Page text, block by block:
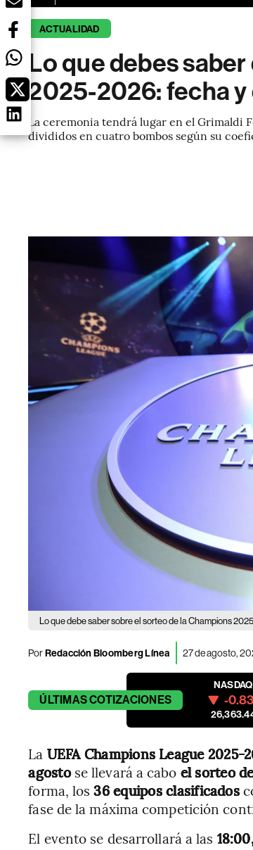
ACTUALIDAD
Lo que debes
2025-2026: fecha y
La ceremonia tendrá lugar en el Grimaldi
divididos en cuatro bombos según su
Lo que debe saber sobre el sorteo de la Champions
PorRedacción Bloomberg Línea 27 de agosto,
ÚLTIMASCOTIZACIONES
NASDAQ
-
La UEFA Champions League 2025-
agostose llevará a cabo el sorteo
forma, los36 equipos clasificados
fase de la máxima competición
El evento se desarrollará a las